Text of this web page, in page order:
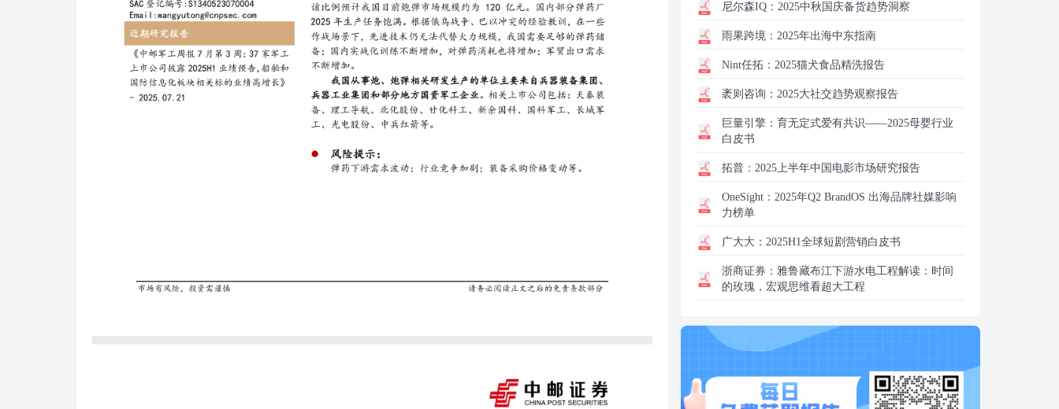
尼尔森IQ： 2025中秋国庆备货趋势洞察
雨果跨境： 2025年出海中东指南
Nint任拓： 2025猫犬食品精洗报告
袤则咨询： 2025大社交趋势观察报告
巨量引擎： 育无定式爱有共识——2025母婴行业
白皮书
拓普： 2025上半年中国电影市场研究报告
OneSight： 2025年Q2 BrandOS 出海品牌社媒影响
力榜单
广大大： 2025H1全球短剧营销白皮书
浙商证券： 雅鲁藏布江下游水电工程解读：时间
的玫瑰，宏观思维看超大工程